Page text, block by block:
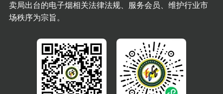
卖局出台的电子烟相关法律法规、服务会员、维护行业市
场秩序为宗旨。